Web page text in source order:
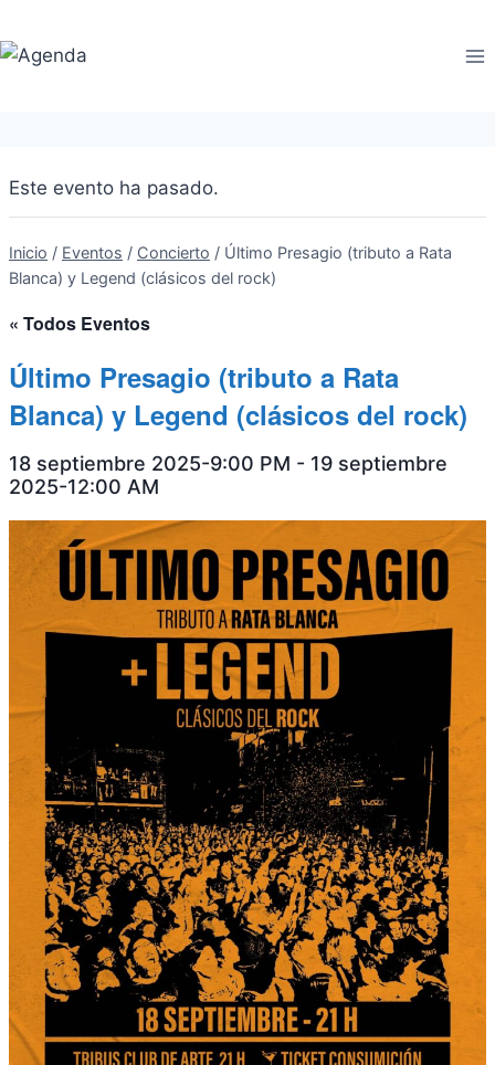
al
contenido
Este evento ha pasado.
Inicio / Eventos / Concierto / Último Presagio (tributo a Rata
Blanca) y Legend (clásicos del rock)
« Todos Eventos
Último Presagio (tributo a Rata
Blanca) y Legend (clásicos del rock)
18 septiembre 2025-9:00 PM - 19 septiembre
2025-12:00 AM